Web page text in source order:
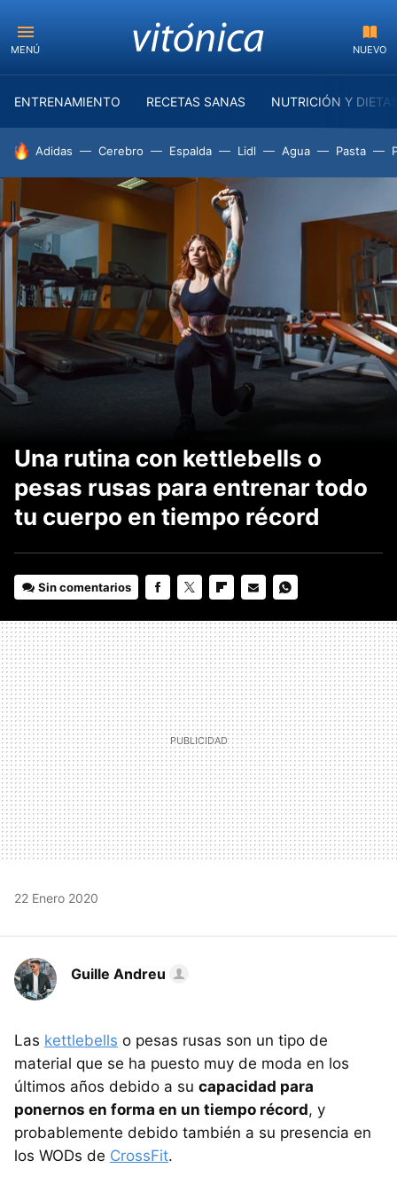
MENÚ NUEVO
ENTRENAMIENTO RECETAS SANAS NUTRICIÓN Y
HOY SE HABLA DE
Adidas Cerebro Espalda Lidl Agua Pasta
Una rutina con kettlebells o
pesas rusas para entrenar todo
tu cuerpo en tiempo récord
Sin comentarios
MAIL
22 Enero 2020
Guille Andreu
Las kettlebells o pesas rusas son un tipo de
material que se ha puesto muy de moda en los
últimos años debido a su capacidad para
ponernos en forma en un tiempo récord, y
probablemente debido también a su presencia en
los WODs de CrossFit.